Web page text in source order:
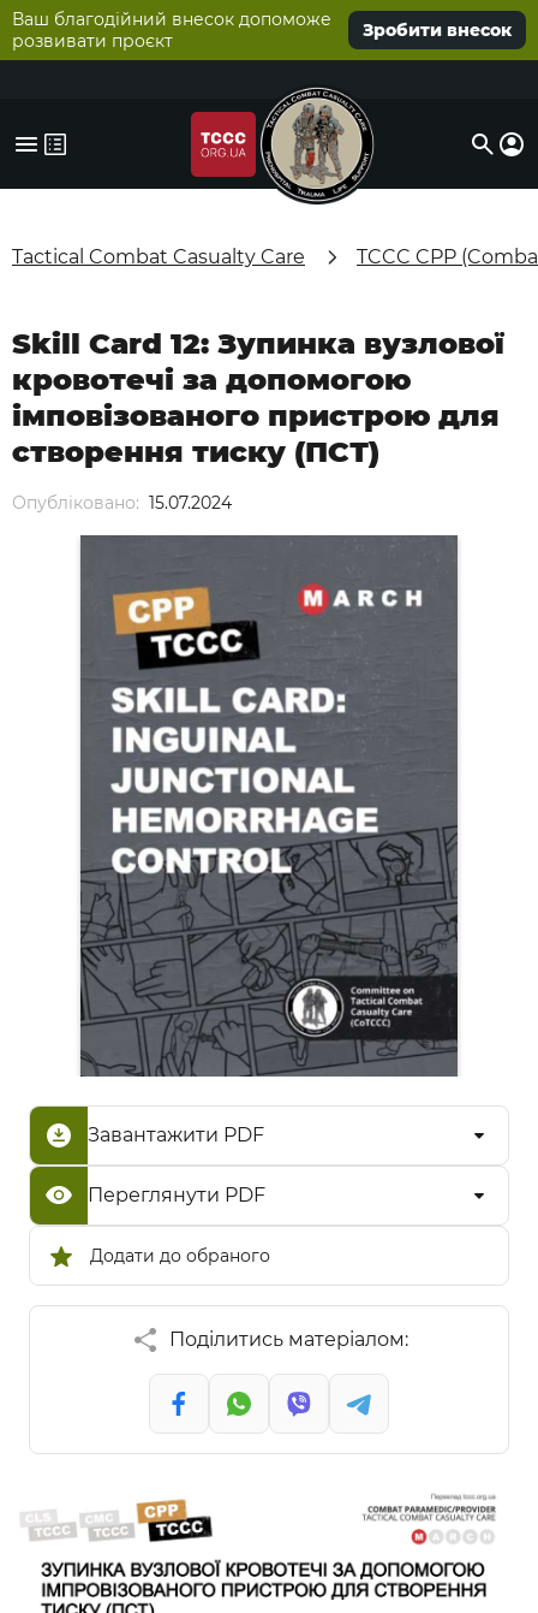
Ваш благодійний внесок допоможе
розвивати проєкт
Зробити внесок
Tactical Combat Casualty Care TCCC CPP
Опубліковано: 15.07.2024
Skill Card 12: Зупинка вузлової
кровотечі за допомогою
імповізованого пристрою для
створення тиску (ПСТ)
Додати до обраного
Завантажити PDF
Переглянути PDF
Поділитись матеріалом: